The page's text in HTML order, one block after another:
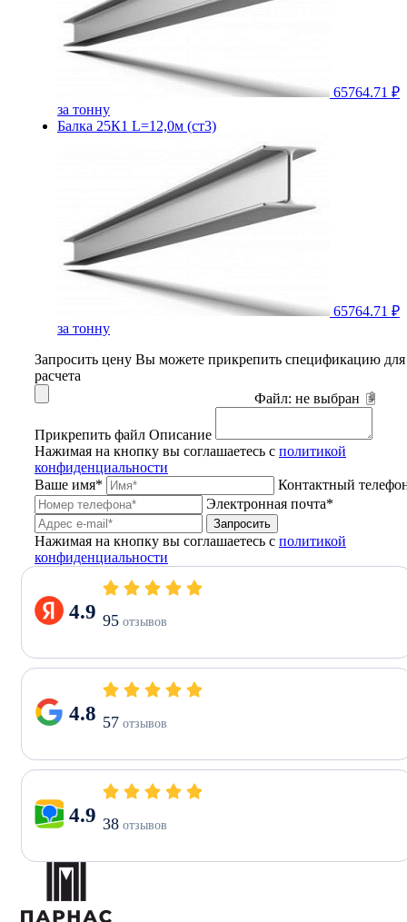
65764.71 ₽
за тонну
Балка 25К1 L=12,0м (ст3)
65764.71 ₽
за тонну
Запросить цену Вы можете прикрепить спецификацию для
расчета
Файл: не выбран
Прикрепить файл Описание
Нажимая на кнопку вы соглашаетесь с политикой
конфиденциальности
Ваше имя*
Контактный
Электронная почта*
Запросить
Нажимая на кнопку вы соглашаетесь с политикой
конфиденциальности
4.9 95 отзывов
4.8 57 отзывов
4.9 38 отзывов